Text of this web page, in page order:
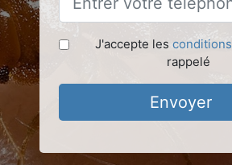
J'accepte les conditions
rappelé
Envoyer